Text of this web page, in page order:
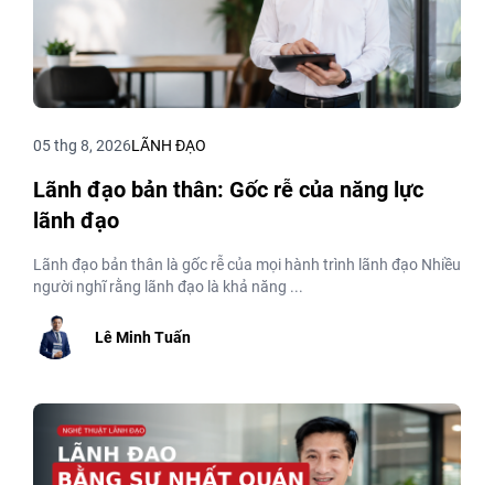
05 thg 8, 2026LÃNH ĐẠO
Lãnh đạo bản thân: Gốc rễ của năng lực
lãnh đạo
Lãnh đạo bản thân là gốc rễ của mọi hành trình lãnh đạo Nhiều
người nghĩ rằng lãnh đạo là khả năng ...
Lê Minh Tuấn